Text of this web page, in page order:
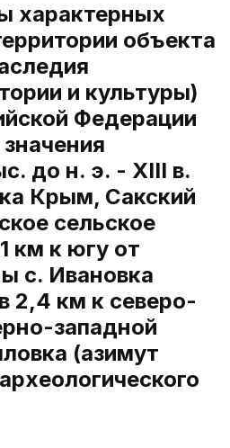
характерных
объекта
и культуры)
Федерации
до н. э. - XIII в.
Крым, Сакский
сельское
км к югу от
с. Ивановка
2,4 км к северо-
западной
(азимут